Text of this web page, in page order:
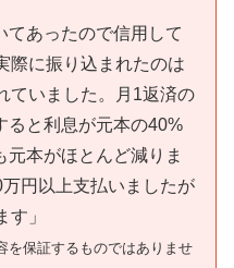
てあったので信用して
際に振り込まれたのは
ていました。月1返済の
ると利息が元本の40%
元本がほとんど減りま
円以上支払いましたが
」
を保証するものではありませ